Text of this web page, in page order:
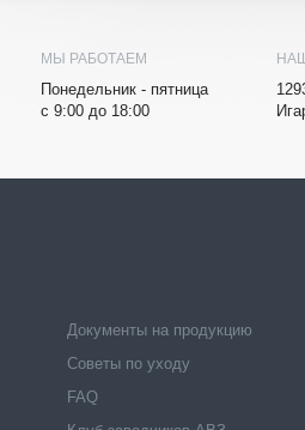
МЫ РАБОТАЕМ
Понедельник - пятница
с 9:00 до 18:00
Документы на продукцию
Советы по уходу
FAQ